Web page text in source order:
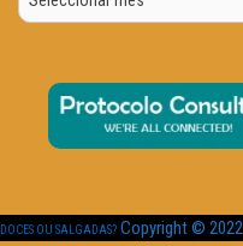
Data
DOCES OU SALGADAS? Copyright © 2022